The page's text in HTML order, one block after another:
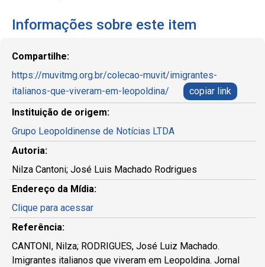
Informações sobre este item
Compartilhe:
https://muvitmg.org.br/colecao-muvit/imigrantes-
italianos-que-viveram-em-leopoldina/
copiar link
Instituição de origem:
Grupo Leopoldinense de Notícias LTDA
Autoria:
Nilza Cantoni; José Luis Machado Rodrigues
Endereço da Mídia:
Clique para acessar
Referência:
CANTONI, Nilza; RODRIGUES, José Luiz Machado.
Imigrantes italianos que viveram em Leopoldina. Jornal